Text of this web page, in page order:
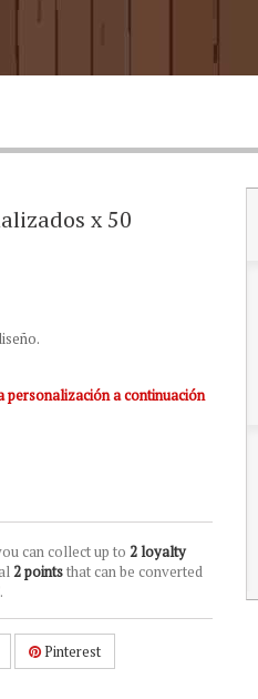
x 50
a continuación
can collect up to 2loyalty
2pointsthat can be converted
.
Pinterest